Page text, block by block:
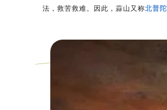
法，救苦救难。因此，蒜山又称北普陀